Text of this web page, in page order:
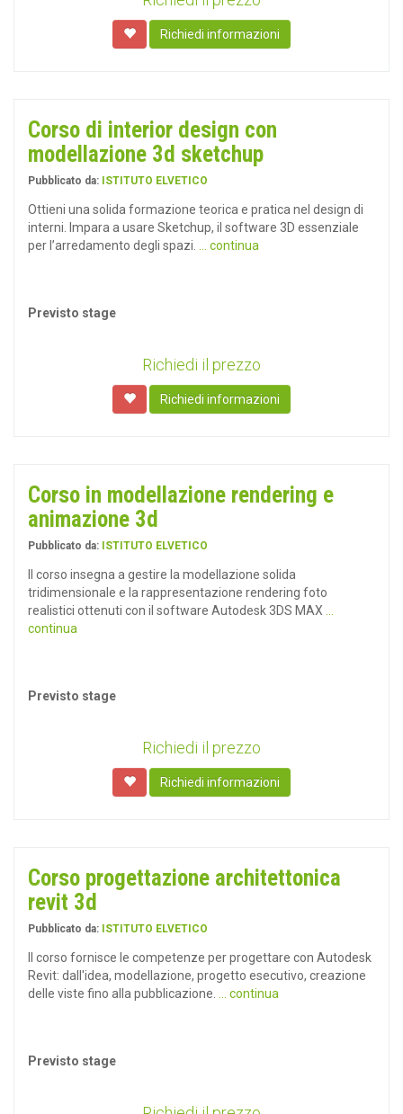
Richiedi informazioni
Corso di interior design con
modellazione 3d sketchup
Pubblicato da: ISTITUTO ELVETICO
Ottieni una solida formazione teorica e pratica nel design di
interni. Impara a usare Sketchup, il software 3D essenziale
per l’arredamento degli spazi.
... continua
Previsto stage
Richiedi il prezzo
Richiedi informazioni
Corso in modellazione rendering e
animazione 3d
Pubblicato da: ISTITUTO ELVETICO
Il corso insegna a gestire la modellazione solida
tridimensionale e la rappresentazione rendering foto
realistici ottenuti con il software Autodesk 3DS MAX
continua
Previsto stage
Richiedi il prezzo
Richiedi informazioni
Corso progettazione architettonica
revit 3d
Pubblicato da: ISTITUTO ELVETICO
Il corso fornisce le competenze per progettare con Autodesk
Revit: dall'idea, modellazione, progetto esecutivo, creazione
delle viste fino alla pubblicazione.
... continua
Previsto stage